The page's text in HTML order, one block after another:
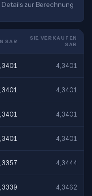
zur Berechnung
SAR
SIE VERKAUFEN
SAR
4,3401
4,3401
4,3401
4,3401
4,3444
4,3462